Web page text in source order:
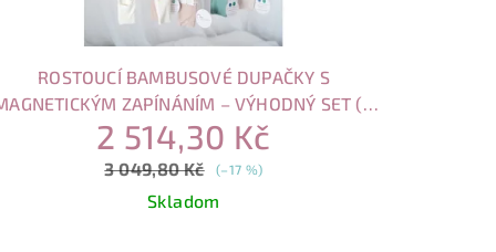
ROSTOUCÍ BAMBUSOVÉ DUPAČKY S
ZAPÍNÁNÍM – VÝHODNÝ SET (4
KS)
2 514,30 Kč
3 049,80 Kč (–17 %)
Skladom